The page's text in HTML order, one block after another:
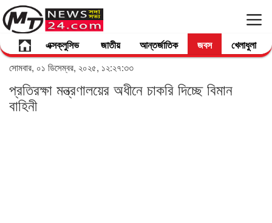
এক্সক্লুসিভ জাতীয় আন্তর্জাতিক জবস খেলাধুলা
সোমবার, ০১ ডিসেম্বর, ২০২৫, ১২:২৭:৩৩
প্রতিরক্ষা মন্ত্রণালয়ের অধীনে চাকরি দিচ্ছে বিমান
বাহিনী